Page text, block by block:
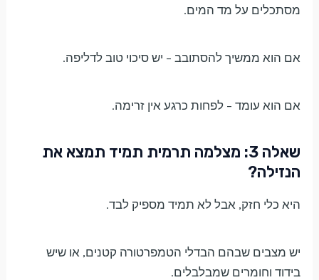
מסתכלים על מד המים.
אם הוא ממשיך להסתובב – יש סיכוי טוב לדליפה.
אם הוא עומד – לפחות כרגע אין זרימה.
שאלה 3: מצלמה תרמית תמיד תמצא את
הנזילה?
היא כלי חזק, אבל לא תמיד מספיק לבד.
יש מצבים שבהם הבדלי הטמפרטורה קטנים, או שיש
בידוד וחומרים שמבלבלים.